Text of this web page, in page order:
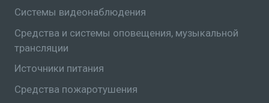
Системы видеонаблюдения
Средства и системы оповещения, музыкальной
трансляции
Источники питания
Средства пожаротушения